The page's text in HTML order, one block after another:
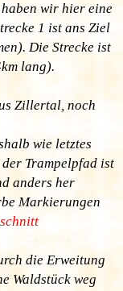
haben wir hier eine
1 ist ans Ziel
Die Strecke ist
lang).
Zillertal, noch
wie letztes
Trampelpfad ist
anders her
Markierungen
die Erweitung
Waldstück weg